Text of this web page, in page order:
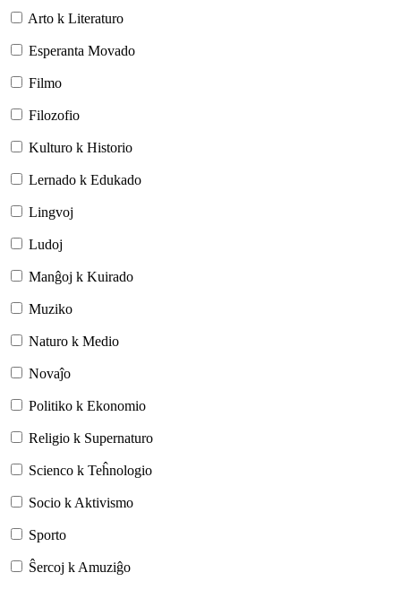
Arto k Literaturo
Esperanta Movado
Filmo
Filozofio
Kulturo k Historio
Lernado k Edukado
Lingvoj
Ludoj
Manĝoj k Kuirado
Muziko
Naturo k Medio
Novaĵo
Politiko k Ekonomio
Religio k Supernaturo
Scienco k Teĥnologio
Socio k Aktivismo
Sporto
Ŝercoj k Amuziĝo